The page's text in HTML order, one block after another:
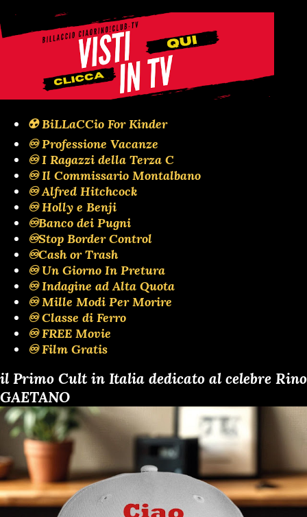
☢️ BiLLaCCio For Kinder
♾️ Professione Vacanze
♾️ I Ragazzi della Terza C
♾️ Il Commissario Montalbano
♾️ Alfred Hitchcock
♾️ Holly e Benji
♾️Banco dei Pugni
♾️Stop Border Control
♾️Cash or Trash
♾️ Un Giorno In Pretura
♾️ Indagine ad Alta Quota
♾️ Mille Modi Per Morire
♾️ Classe di Ferro
♾️ FREE Movie
♾️ Film Gratis
il Primo Cult in Italia dedicato al celebre Rino
GAETANO